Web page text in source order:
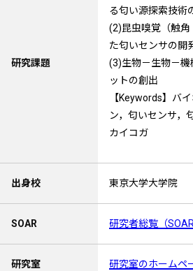
研究課題
る匂い源探索技術
(2)昆虫嗅覚（触角
た匂いセンサの開
(3)生物－生物－
ットの創出
【Keywords】バ
ン，匂いセンサ，
カイコガ
出身校 東京大学大学院
SOAR 研究者総覧（
研究室 研究室のホームペ